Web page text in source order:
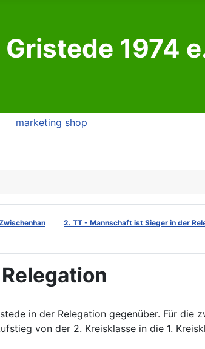
1974
2. TT - Mannschaft ist Sieger in der
in der Relegation gegenüber. Für die
von der 2. Kreisklasse in die 1.